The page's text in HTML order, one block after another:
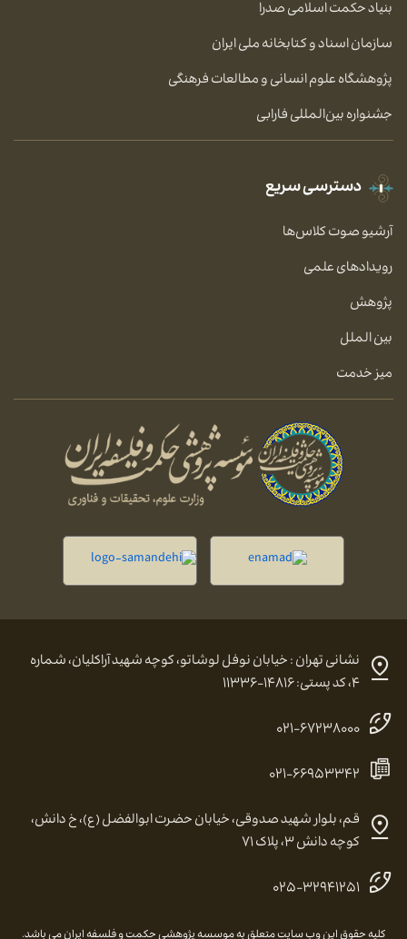
بنیاد حکمت اسلامی صدرا
سازمان اسناد و کتابخانه ملی ایران
پژوهشگاه علوم انسانی و مطالعات فرهنگی
جشنواره بین‌المللی فارابی
دسترسی سریع
آرشیو صوت کلاس‌ها
رویدادهای علمی
پژوهش
بین الملل
میز خدمت
نشانی تهران : خیابان نوفل لوشاتو، کوچه شهید آراکلیان، شماره
۴، کد پستی: ۱۴۸۱۶-۱۱۳۳۶
۰۲۱-۶۷۲۳۸۰۰۰
۰۲۱-۶۶۹۵۳۳۴۲
قم، بلوار شهید صدوقی، خیابان حضرت ابوالفضل (ع)، خ دانش،
کوچه دانش ۳، پلاک ۷۱
۰۲۵-۳۲۹۴۱۲۵۱
کلیه حقوق این وب سایت متعلق به موسسه پژوهشی حکمت و فلسفه ایران می باشد.